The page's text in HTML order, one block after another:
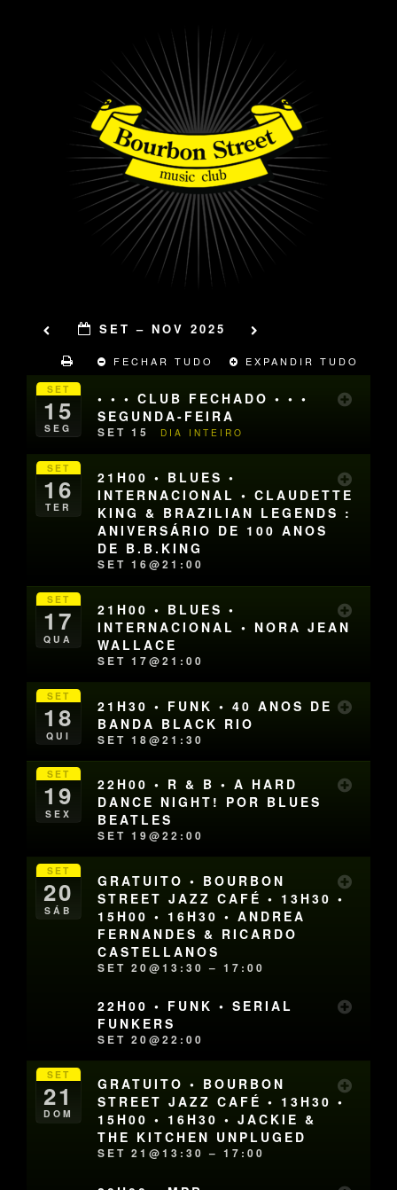
SET – NOV 2025
FECHAR TUDO EXPANDIR TUDO
SET
15
SEG
• • • CLUB FECHADO • • •
SEGUNDA-FEIRA
SET 15 DIA INTEIRO
SET
16
TER
21H00 • BLUES •
INTERNACIONAL • CLAUDETTE
KING & BRAZILIAN LEGENDS :
ANIVERSÁRIO DE 100 ANOS
DE B.B.KING
SET 16@21:00
SET
17
QUA
21H00 • BLUES •
INTERNACIONAL • NORA JEAN
WALLACE
SET 17@21:00
SET
18
QUI
21H30 • FUNK • 40 ANOS DE
BANDA BLACK RIO
SET 18@21:30
SET
19
SEX
22H00 • R & B • A HARD
DANCE NIGHT! POR BLUES
BEATLES
SET 19@22:00
SET
20
SÁB
GRATUITO • BOURBON
STREET JAZZ CAFÉ • 13H30 •
15H00 • 16H30 • ANDREA
FERNANDES & RICARDO
CASTELLANOS
SET 20@13:30 – 17:00
22H00 • FUNK • SERIAL
FUNKERS
SET 20@22:00
SET
21
DOM
GRATUITO • BOURBON
STREET JAZZ CAFÉ • 13H30 •
15H00 • 16H30 • JACKIE &
THE KITCHEN UNPLUGED
SET 21@13:30 – 17:00